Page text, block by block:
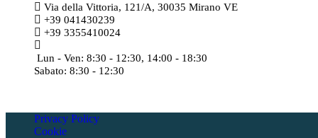
Via della Vittoria, 121/A, 30035 Mirano VE
+39 041430239
+39 3355410024
Lun - Ven: 8:30 - 12:30, 14:00 - 18:30
Sabato: 8:30 - 12:30
Privacy Policy
Cookie